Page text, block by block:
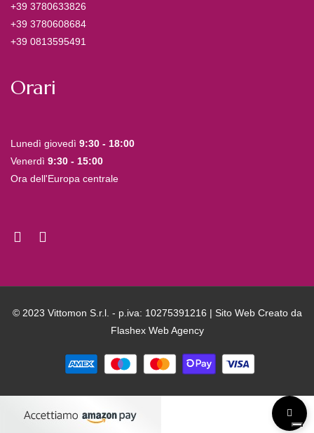
+39 3780633826
+39 3780608684
+39 0813595491
Orari
Lunedì giovedì 9:30 - 18:00
Venerdì 9:30 - 15:00
Ora dell'Europa centrale
© 2023 Vittomon S.r.l. - p.iva: 10275391216 | Sito Web Creato da
Flashex Web Agency